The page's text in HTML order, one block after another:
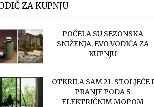
ZA KUPNJU
POČELA SU SEZONSKA
SNIŽENJA. EVO VODIČA ZA
KUPNJU
OTKRILA SAM 21. STOLJEĆE I
PRANJE PODA S
ELEKTRIČNIM MOPOM